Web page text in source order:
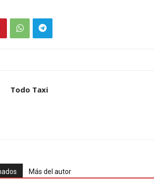
Todo Taxi
Más del autor